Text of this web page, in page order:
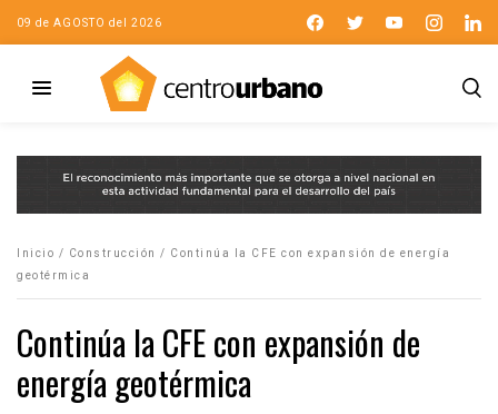
09 de AGOSTO del 2026
Inicio / Construcción / Continúa la CFE con expansión de energía
geotérmica
Continúa la CFE con expansión de
energía geotérmica